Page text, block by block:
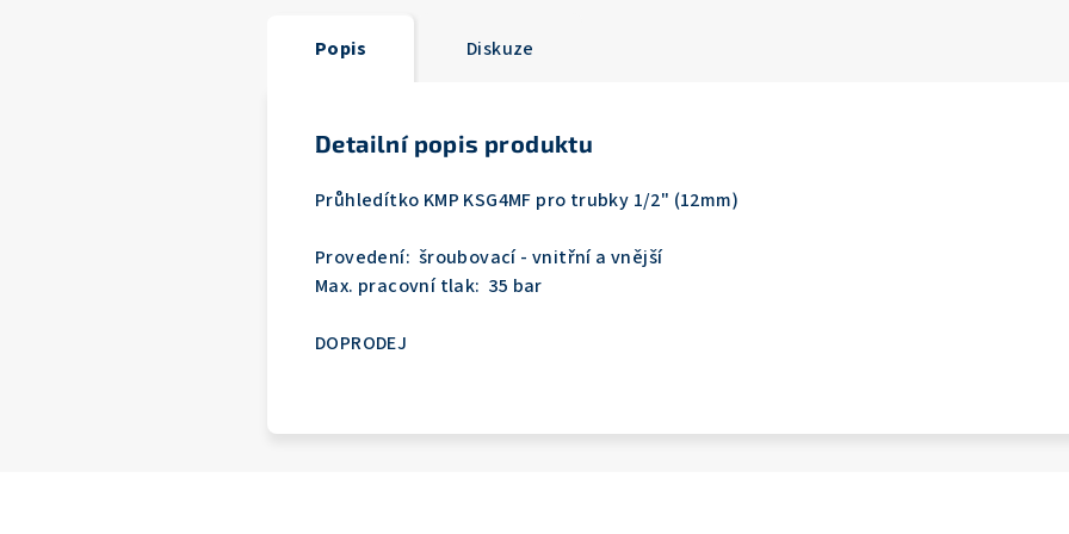
Popis Diskuze
Detailní popis produktu
Průhledítko KMP KSG4MF pro trubky 1/2" (12mm)
Provedení: šroubovací - vnitřní a vnější
Max. pracovní tlak: 35 bar
DOPRODEJ